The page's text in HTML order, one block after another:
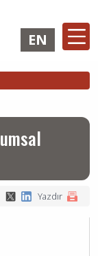
YATIRIMCI
Girişi
EN
Yazdır